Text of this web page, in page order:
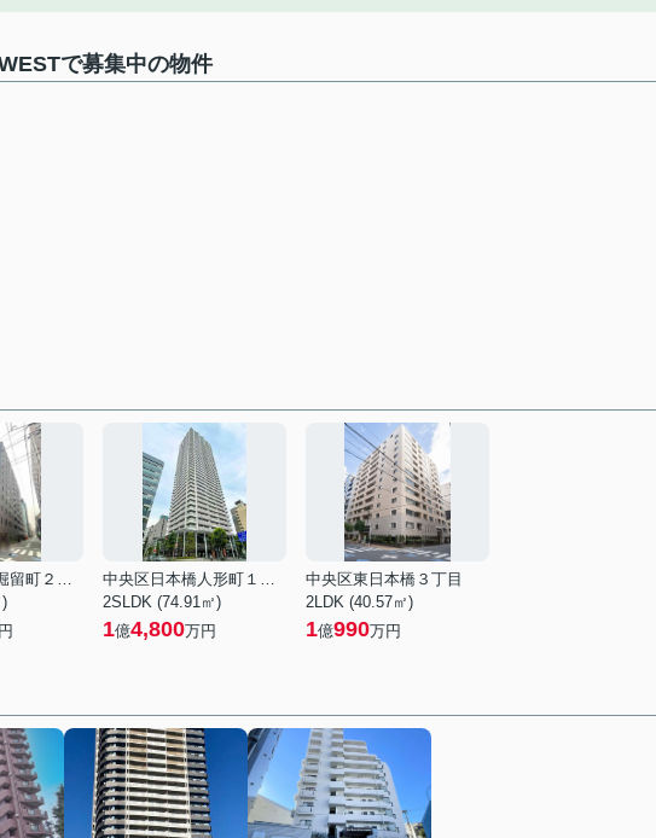
で募集中の物件
中央区日本橋堀留町２丁目
中央区日本橋人形町１丁目
2SLDK (74.91㎡)
1億4,800万円
中央区東日本橋３丁目
2LDK (40.57㎡)
1億990万円